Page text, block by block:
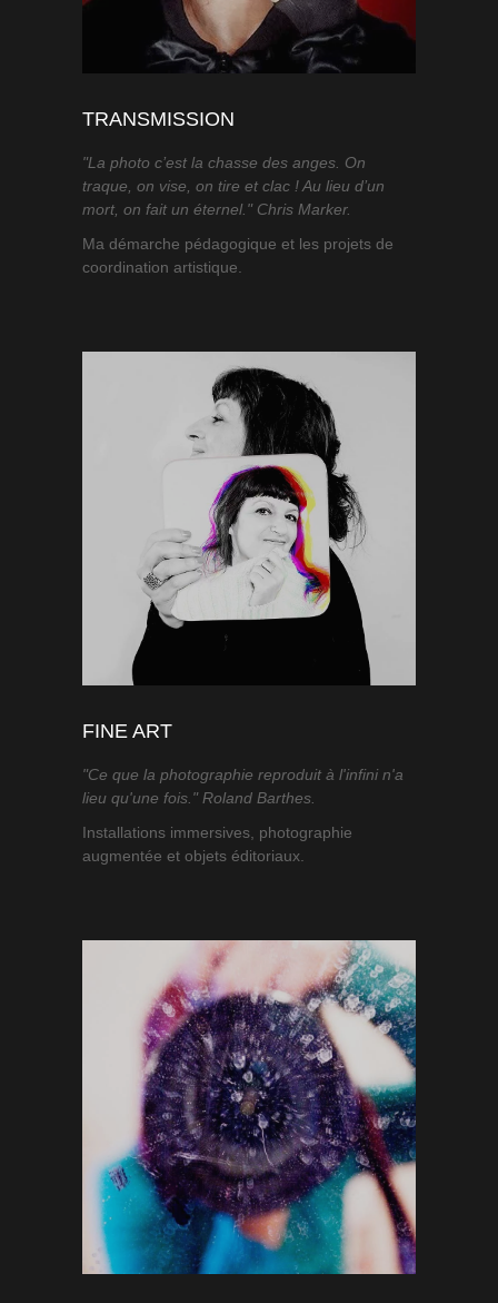
TRANSMISSION
"La photo c’est la chasse des anges. On
traque, on vise, on tire et clac ! Au lieu d’un
mort, on fait un éternel." Chris Marker.
Ma démarche pédagogique et les projets de
coordination artistique.
FINE ART
"Ce que la photographie reproduit à l'infini n'a
lieu qu'une fois." Roland Barthes.
Installations immersives, photographie
augmentée et objets éditoriaux.